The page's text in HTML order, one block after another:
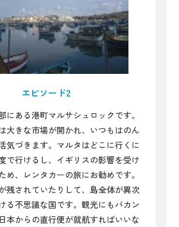
エピソード2
にある港町マルサシュロックです。
大きな市場が開かれ、いつもはのん
気づきます。マルタはどこに行くに
で行けるし、イギリスの影響を受け
め、レンタカーの旅にお勧めです。
残されていたりして、島全体が異次
る不思議な国です。観光にもバカン
本からの直行便が就航すればいいな